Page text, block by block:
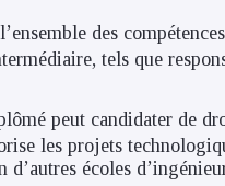
des
tels que
peut candidater de
les projets
écoles